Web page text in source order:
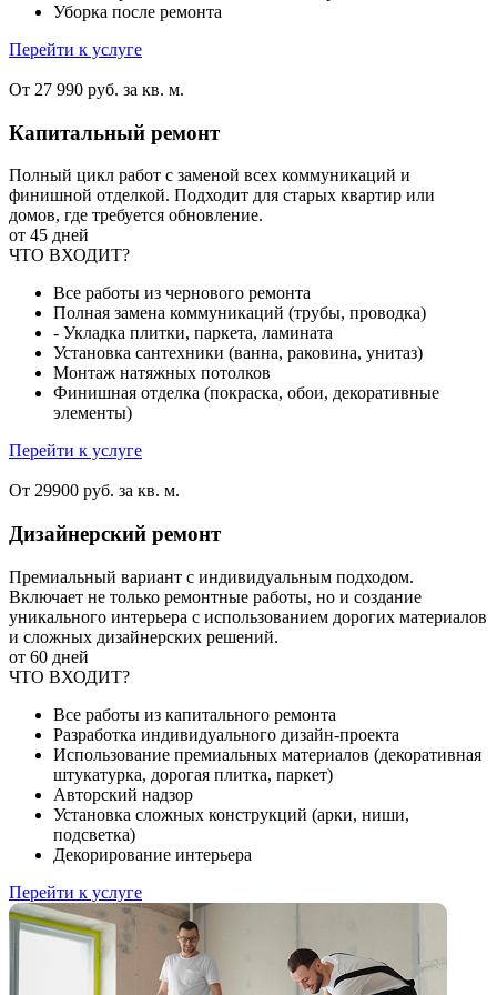
Уборка после ремонта
Перейти к услуге
От 27 990 руб. за кв. м.
Капитальный ремонт
Полный цикл работ с заменой всех коммуникаций и
финишной отделкой. Подходит для старых квартир или
домов, где требуется обновление.
от 45 дней
ЧТО ВХОДИТ?
Все работы из чернового ремонта
Полная замена коммуникаций (трубы, проводка)
- Укладка плитки, паркета, ламината
Установка сантехники (ванна, раковина, унитаз)
Монтаж натяжных потолков
Финишная отделка (покраска, обои, декоративные
элементы)
Перейти к услуге
От 29900 руб. за кв. м.
Дизайнерский ремонт
Премиальный вариант с индивидуальным подходом.
Включает не только ремонтные работы, но и создание
уникального интерьера с использованием дорогих материалов
и сложных дизайнерских решений.
от 60 дней
ЧТО ВХОДИТ?
Все работы из капитального ремонта
Разработка индивидуального дизайн-проекта
Использование премиальных материалов (декоративная
штукатурка, дорогая плитка, паркет)
Авторский надзор
Установка сложных конструкций (арки, ниши,
подсветка)
Декорирование интерьера
Перейти к услуге